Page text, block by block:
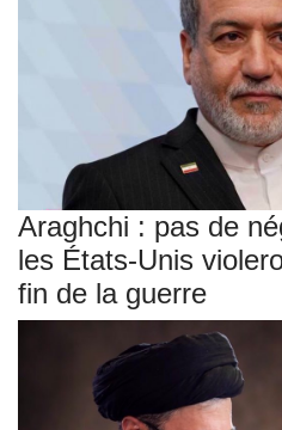
Araghchi : pas de
les États-Unis
fin de la guerre